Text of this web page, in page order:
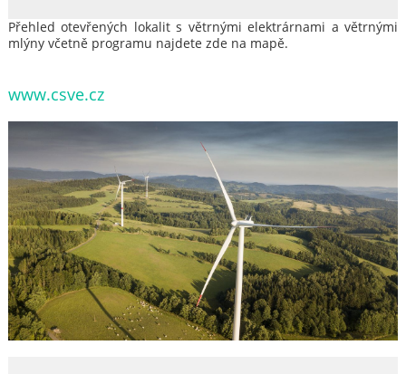
Přehled otevřených lokalit s větrnými elektrárnami a větrnými
mlýny včetně programu najdete zde na mapě.
www.csve.cz